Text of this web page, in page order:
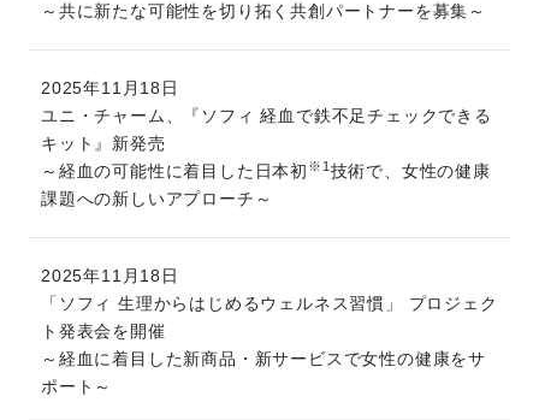
～共に新たな可能性を切り拓く共創パートナーを募集～
2025年11月18日
ユニ・チャーム、『ソフィ 経血で鉄不足チェックできる
キット』新発売
～経血の可能性に着目した日本初 ※1 技術で、女性の健康
課題への新しいアプローチ～
2025年11月18日
「ソフィ 生理からはじめるウェルネス習慣」 プロジェク
ト発表会を開催
～経血に着目した新商品・新サービスで女性の健康をサ
ポート～